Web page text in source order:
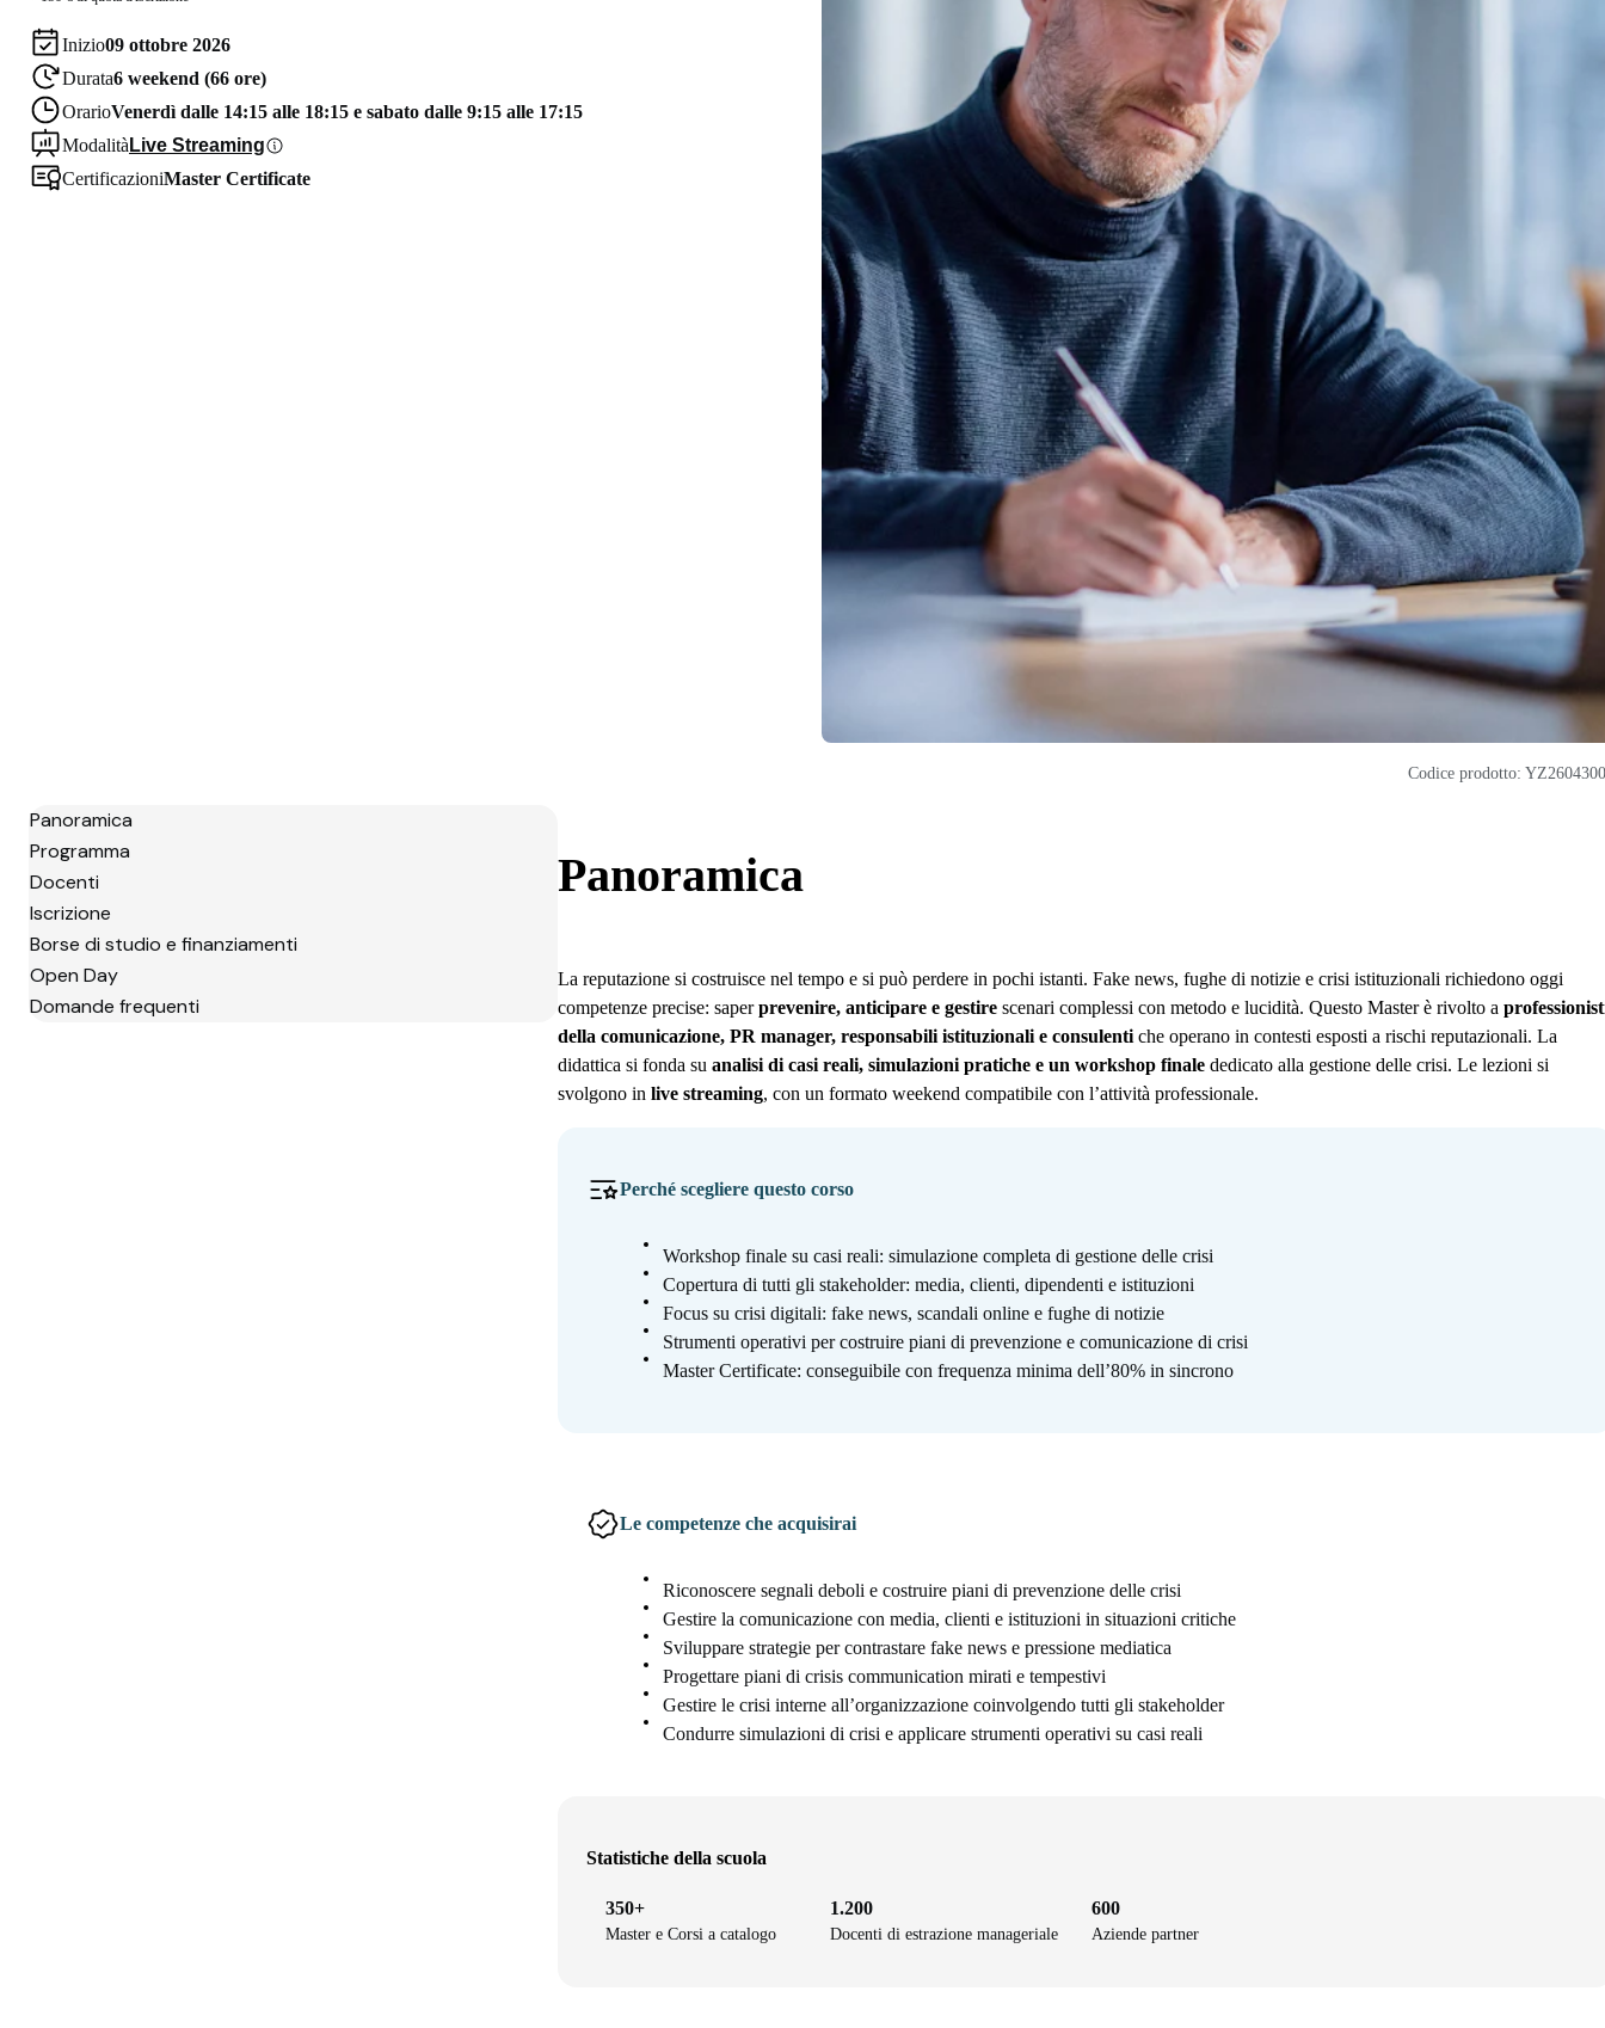
Inizio09 ottobre 2026
Durata6 weekend (66 ore)
OrarioVenerdì dalle 14:15 alle 18:15 e sabato dalle 9:15 alle 17:15
Modalità Live Streaming
CertificazioniMaster Certificate
Codice prodotto:
Panoramica
Programma
Docenti
Iscrizione
Borse di studio e finanziamenti
Open Day
Domande frequenti
Panoramica
La reputazione si costruisce nel tempo e si può perdere in pochi istanti. Fake news, fughe di notizie e crisi istituzionali richiedono oggi
competenze precise: saperprevenire, anticipare e gestirescenari complessi con metodo e lucidità. Questo Master è rivolto a
della comunicazione, PR manager, responsabili istituzionali e consulentiche operano in contesti esposti a rischi reputazionali. La
didattica si fonda su analisi di casi reali, simulazioni pratiche e un workshop finale dedicato alla gestione delle crisi. Le lezioni si
svolgono in live streaming, con un formato weekend compatibile con l’attività professionale.
Perché scegliere questo corso
Workshop finale su casi reali: simulazione completa di gestione delle crisi
Copertura di tutti gli stakeholder: media, clienti, dipendenti e istituzioni
Focus su crisi digitali: fake news, scandali online e fughe di notizie
Strumenti operativi per costruire piani di prevenzione e comunicazione di crisi
Master Certificate: conseguibile con frequenza minima dell’80% in sincrono
Le competenze che acquisirai
Riconoscere segnali deboli e costruire piani di prevenzione delle crisi
Gestire la comunicazione con media, clienti e istituzioni in situazioni critiche
Sviluppare strategie per contrastare fake news e pressione mediatica
Progettare piani di crisis communication mirati e tempestivi
Gestire le crisi interne all’organizzazione coinvolgendo tutti gli stakeholder
Condurre simulazioni di crisi e applicare strumenti operativi su casi reali
Statistiche della scuola
350+
Master e Corsi a catalogo
1.200
Docenti di estrazione manageriale
600
Aziende partner